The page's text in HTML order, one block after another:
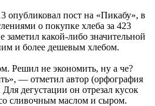
опубликовал пост на «Пикабу», в
о покупке хлеба за 423
заметил какой-либо значительной
и более дешевым хлебом.
Решил не экономить, ну а че?
— отметил автор (орфография
дегустации он отрезал кусок
сливочным маслом и сыром.